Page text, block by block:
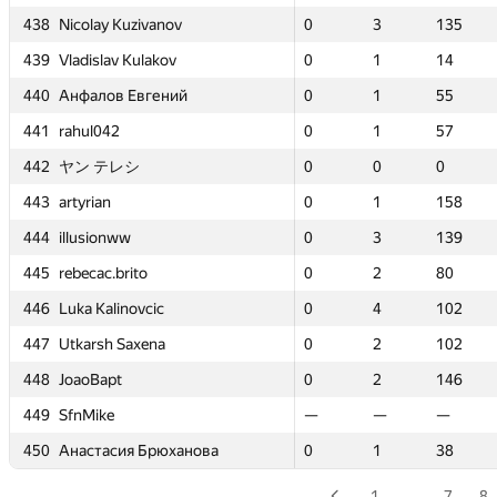
438 Nicolay Kuzivanov 0 3
135
439 Vladislav Kulakov 0 1
14
440 Анфалов Евгений 0 1
55
441
rahul042 0 1
57
442
ヤン テレシ 0 0
0
443 artyrian 0 1
158
444 illusionww 0 3
139
445
rebecac.brito 0 2
80
446 Luka Kalinovcic 0 4
102
447
Utkarsh Saxena 0 2
102
448 JoaoBapt 0 2
146
449 SfnMike — —
—
450 Анастасия Брюханова 0 1 38
0 135 —
—
0 14 —
—
0 55 —
—
57 —
—
0 —
158 —
—
139 —
—
80 —
—
102 —
—
0 102 —
—
146 —
—
— —
—
0 38 — —
438 Nicolay Kuzivanov 0 3
135
439 Vladislav Kulakov 0 1
14
440 Анфалов Евгений 0 1
55
441
rahul042 0 1
57
442
ヤン テレシ 0 0
0
443 artyrian 0 1
158
444 illusionww 0 3
139
445
rebecac.brito 0 2
80
446 Luka Kalinovcic 0 4
102
447
Utkarsh Saxena 0 2
102
448 JoaoBapt 0 2
146
449 SfnMike — —
—
450 Анастасия Брюханова 0 1 38
438 Nicolay Kuzivanov 0 3
135
439 Vladislav Kulakov 0 1
14
440 Анфалов Евгений 0 1
55
441
rahul042 0 1
57
442
ヤン テレシ 0 0
0
443 artyrian 0 1
158
444 illusionww 0 3
139
445
rebecac.brito 0 2
80
446 Luka Kalinovcic 0 4
102
447
Utkarsh Saxena 0 2
102
448 JoaoBapt 0 2
146
449 SfnMike — —
—
450 Анастасия Брюханова 0 1 38
0 135 —
—
0 14 —
—
0 55 —
—
57 —
—
0 —
158 —
—
139 —
—
80 —
—
102 —
—
0 102 —
—
146 —
—
— —
—
0 38 — —
438 Nicolay Kuzivanov 0 3
135
439 Vladislav Kulakov 0 1
14
440 Анфалов Евгений 0 1
55
441
rahul042 0 1
57
442
ヤン テレシ 0 0
0
443 artyrian 0 1
158
444 illusionww 0 3
139
445
rebecac.brito 0 2
80
446 Luka Kalinovcic 0 4
102
447
Utkarsh Saxena 0 2
102
448 JoaoBapt 0 2
146
449 SfnMike — —
—
450 Анастасия Брюханова 0 1 38